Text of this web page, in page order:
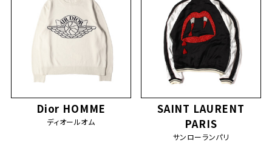
Dior HOMME
ディオールオム
SAINT LAURENT
PARIS
サンローランパリ